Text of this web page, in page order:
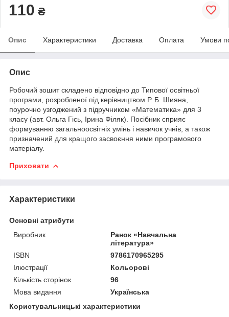
110 ₴
Опис Характеристики Доставка Оплата Умови
Опис
Робочий зошит складено відповідно до Типової освітньої
програми, розробленої під керівництвом Р. Б. Шияна,
поурочно узгоджений з підручником «Математика» для 3
класу (авт. Ольга Гісь, Ірина Філяк). Посібник сприяє
формуванню загальноосвітніх умінь і навичок учнів, а також
призначений для кращого засвоєння ними програмового
матеріалу.
Приховати
Характеристики
Основні атрибути
Виробник
Ранок «Навчальна
література»
ISBN
9786170965295
Ілюстрації
Кольорові
Кількість сторінок
96
Мова видання
Українська
Користувальницькі характеристики